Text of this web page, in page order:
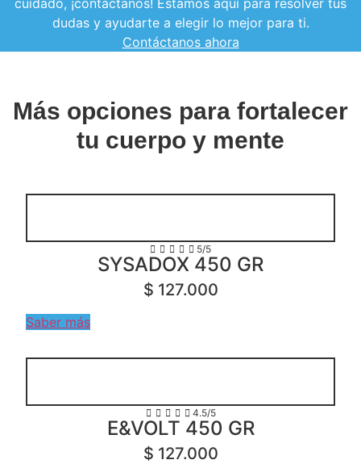
dudas y ayudarte a elegir lo mejor para ti.
Contáctanos ahora
Más opciones para fortalecer
tu cuerpo y mente
     5/5
SYSADOX 450 GR
$ 127.000
Saber más
     4.5/5
E&VOLT 450 GR
$ 127.000